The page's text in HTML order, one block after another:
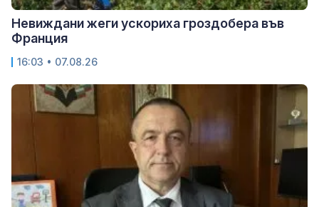
Невиждани жеги ускориха гроздобера във
Франция
16:03 • 07.08.26